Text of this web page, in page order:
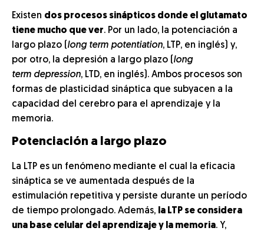
Existen dos procesos sinápticos donde el glutamato
tiene mucho que ver. Por un lado, la potenciación a
largo plazo (long term potentiation, LTP, en inglés) y,
por otro, la depresión a largo plazo (long
term depression, LTD, en inglés). Ambos procesos son
formas de plasticidad sináptica que subyacen a la
capacidad del cerebro para el aprendizaje y la
memoria.
Potenciación a largo plazo
La LTP es un fenómeno mediante el cual la eficacia
sináptica se ve aumentada después de la
estimulación repetitiva y persiste durante un período
de tiempo prolongado. Además, la LTP se considera
una base celular del aprendizaje y la memoria. Y,